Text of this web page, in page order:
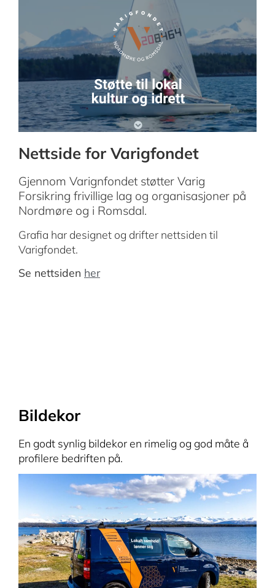
Nettside for Varigfondet
Gjennom Varignfondet støtter Varig
Forsikring frivillige lag og organisasjoner på
Nordmøre og i Romsdal.
Grafia har designet og drifter nettsiden til
Varigfondet.
Se nettsiden her
Bildekor
En godt synlig bildekor en rimelig og god måte å
profilere bedriften på.